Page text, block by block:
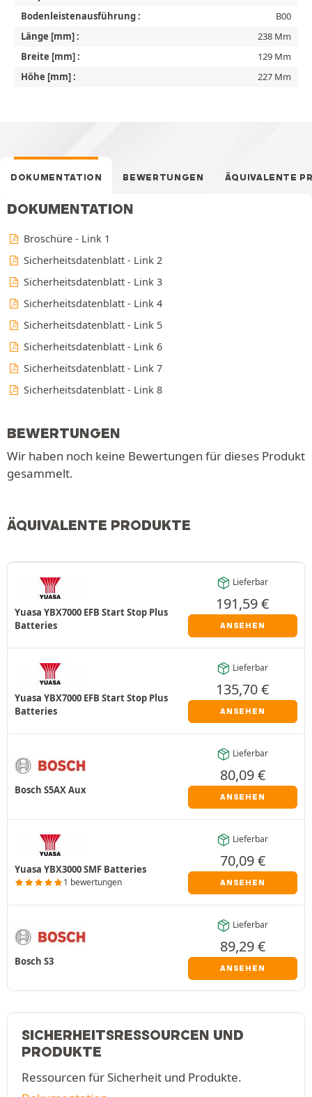
Bodenleistenausführung :
B00
Länge [mm] :
238 Mm
Breite [mm] :
129 Mm
Höhe [mm] :
227 Mm
DOKUMENTATION BEWERTUNGEN ÄQUIVALENTE
DOKUMENTATION
Broschüre - Link 1
Sicherheitsdatenblatt - Link 2
Sicherheitsdatenblatt - Link 3
Sicherheitsdatenblatt - Link 4
Sicherheitsdatenblatt - Link 5
Sicherheitsdatenblatt - Link 6
Sicherheitsdatenblatt - Link 7
Sicherheitsdatenblatt - Link 8
BEWERTUNGEN
Wir haben noch keine Bewertungen für dieses Produkt
gesammelt.
ÄQUIVALENTE PRODUKTE
Yuasa YBX7000 EFB Start Stop Plus
Batteries
Lieferbar
191,59€
ANSEHEN
Yuasa YBX7000 EFB Start Stop Plus
Batteries
Lieferbar
135,70€
ANSEHEN
Bosch S5AX Aux
Lieferbar
80,09€
ANSEHEN
Yuasa YBX3000 SMF Batteries
1 bewertungen
Lieferbar
70,09€
ANSEHEN
Bosch S3
Lieferbar
89,29€
ANSEHEN
SICHERHEITSRESSOURCEN UND
PRODUKTE
Ressourcen für Sicherheit und Produkte.